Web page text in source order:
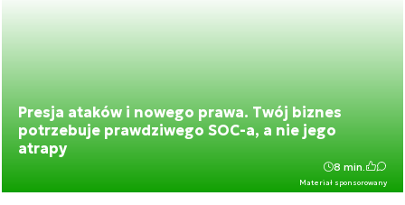
Presja ataków i nowego prawa. Twój biznes
potrzebuje prawdziwego SOC-a, a nie jego
atrapy
Materiał sponsorowany
8 min.